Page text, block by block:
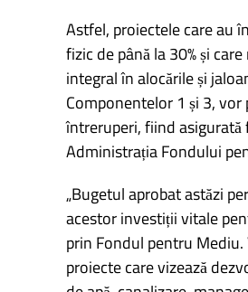
Astfel, proiectele care au
fizic de până la 30% și
integral în alocările și
Componentelor 1 și 3,
întreruperi, fiind asigurată
Administrația Fondului
„Bugetul aprobat astăzi
acestor investiții vitale
prin Fondul pentru Mediu.
proiecte care vizează